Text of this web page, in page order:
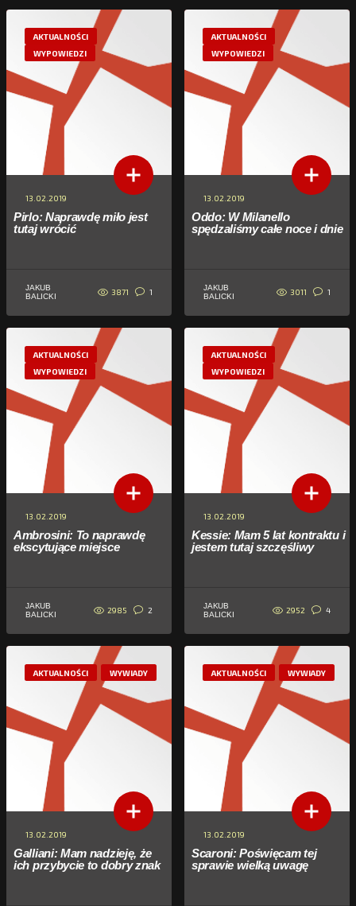
AKTUALNOŚCI
WYPOWIEDZI
13.02.2019
Pirlo: Naprawdę miło jest
tutaj wrócić
JAKUB
BALICKI
3871 1
AKTUALNOŚCI
WYPOWIEDZI
13.02.2019
Oddo: W Milanello
spędzaliśmy całe noce i dnie
JAKUB
BALICKI
3011 1
AKTUALNOŚCI
WYPOWIEDZI
13.02.2019
Ambrosini: To naprawdę
ekscytujące miejsce
JAKUB
BALICKI
2985 2
AKTUALNOŚCI
WYPOWIEDZI
13.02.2019
Kessie: Mam 5 lat kontraktu i
jestem tutaj szczęśliwy
JAKUB
BALICKI
2952 4
AKTUALNOŚCI WYWIADY
13.02.2019
Galliani: Mam nadzieję, że
ich przybycie to dobry znak
AKTUALNOŚCI WYWIADY
13.02.2019
Scaroni: Poświęcam tej
sprawie wielką uwagę